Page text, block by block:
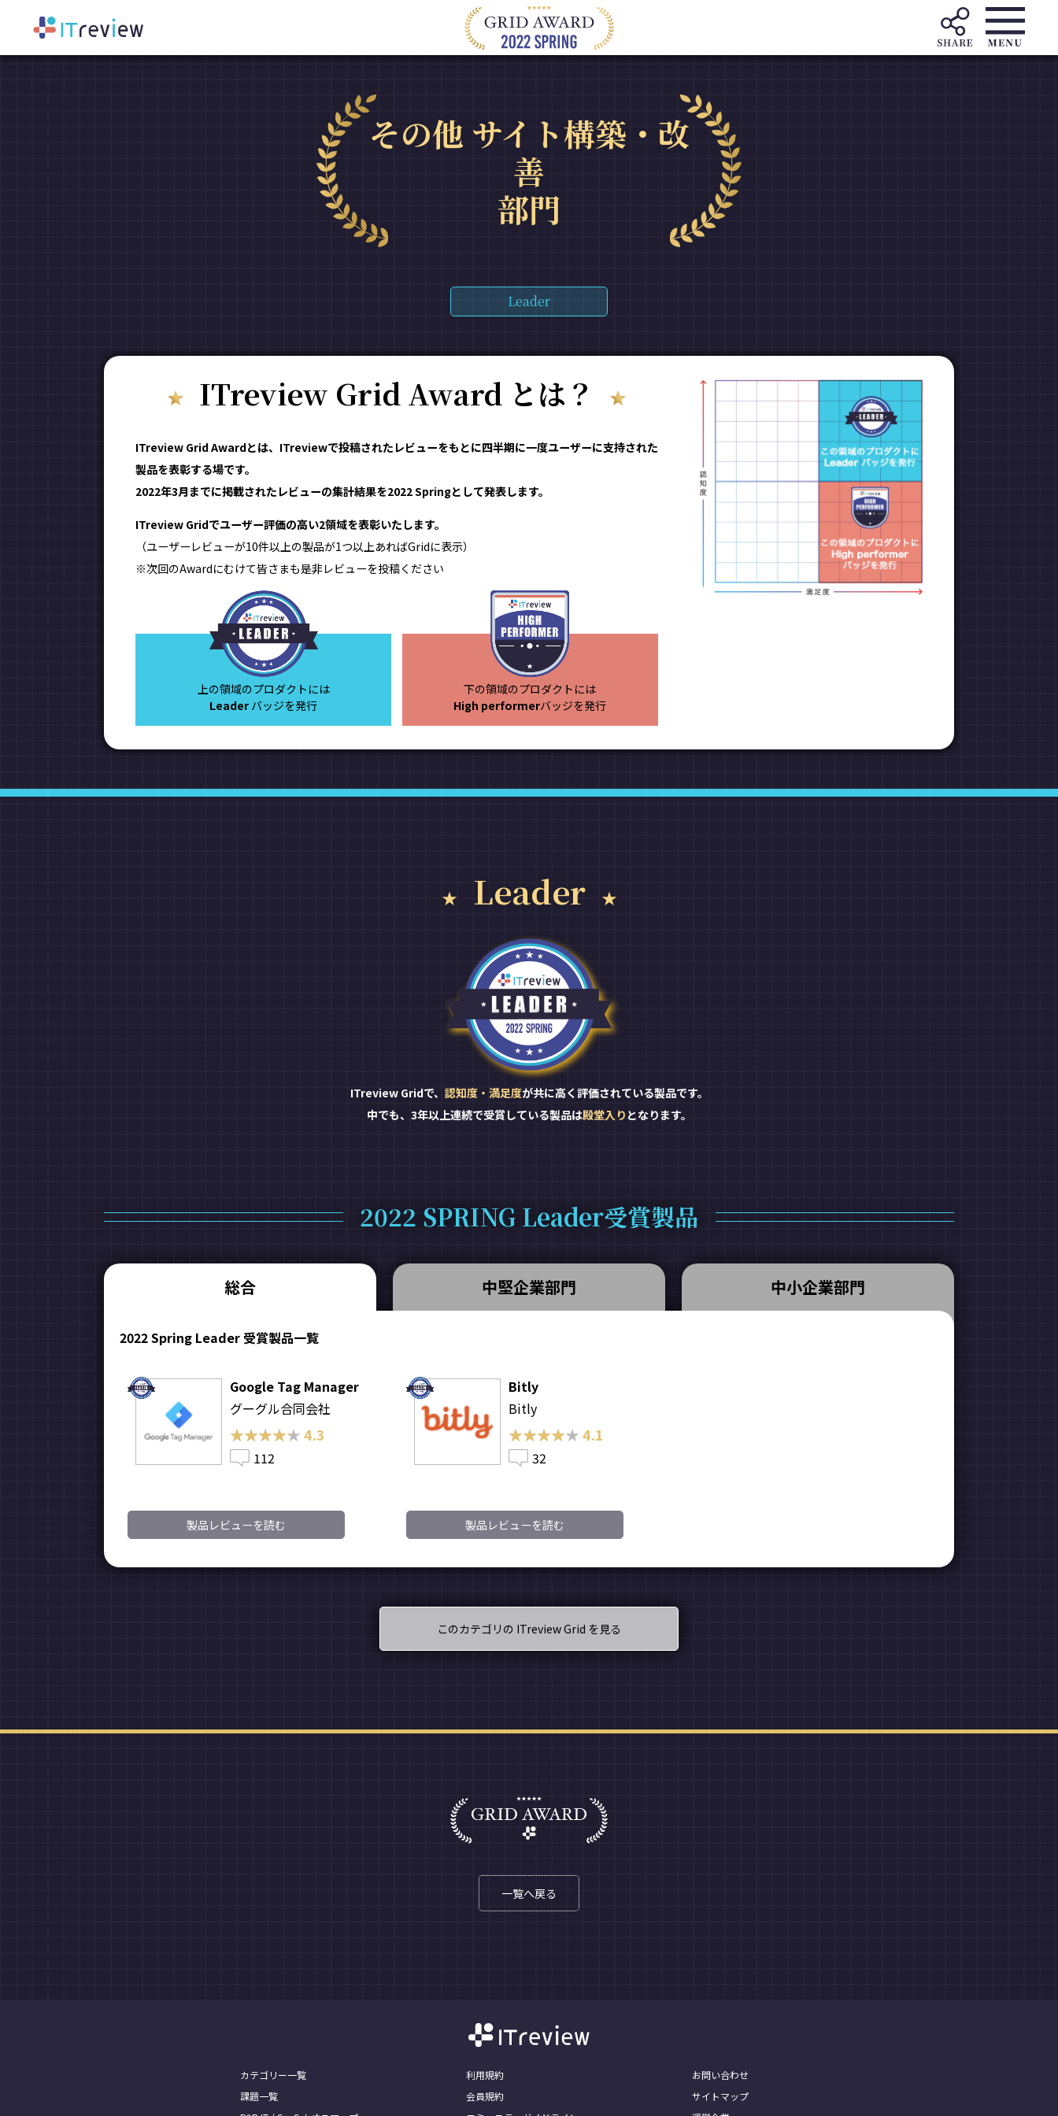
その他 サイト構築・改
善
部門
Leader
ITreview Grid Award とは？
ITreview Grid Awardとは、ITreviewで投稿されたレビューをもとに四半期に一度ユーザーに支持された
製品を表彰する場です。
2022年3月までに掲載されたレビューの集計結果を2022 Springとして発表します。
ITreview Gridでユーザー評価の高い2領域を表彰いたします。
（ユーザーレビューが10件以上の製品が1つ以上あればGridに表示）
※次回のAwardにむけて皆さまも是非レビューを投稿ください
上の領域のプロダクトには
Leader バッジを発行
下の領域のプロダクトには
High performerバッジを発行
Leader
ITreview Gridで、 認知度・満足度が共に高く評価されている製品です。
中でも、3年以上連続で受賞している製品は殿堂入り となります。
2022 SPRING Leader受賞製品
総合 中堅企業部門 中小企業部門
2022 Spring Leader 受賞製品一覧
Google Tag Manager
グーグル合同会社
★★★★★
★★★★★4.3
112
製品レビューを読む
Bitly
Bitly
★★★★★
★★★★★4.1
32
製品レビューを読む
このカテゴリの ITreview Grid を見る
一覧へ戻る
カテゴリー一覧
課題一覧
利用規約
会員規約
お問い合わせ
サイトマップ